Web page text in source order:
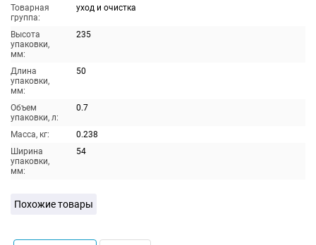
Товарная
группа:
уход и очистка
Высота
упаковки,
мм:
235
Длина
упаковки,
мм:
50
Объем
упаковки, л:
0.7
Масса, кг:
0.238
Ширина
упаковки,
мм:
54
Похожие товары